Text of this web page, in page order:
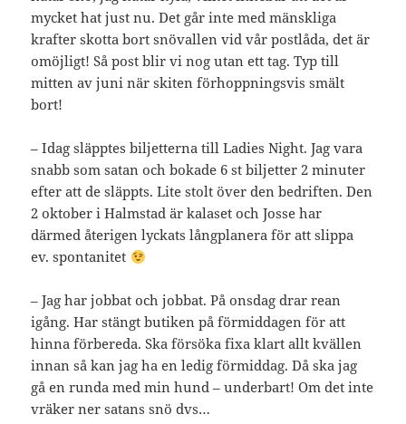
mycket hat just nu. Det går inte med mänskliga
krafter skotta bort snövallen vid vår postlåda, det är
omöjligt! Så post blir vi nog utan ett tag. Typ till
mitten av juni när skiten förhoppningsvis smält
bort!
– Idag släpptes biljetterna till Ladies Night. Jag vara
snabb som satan och bokade 6 st biljetter 2 minuter
efter att de släppts. Lite stolt över den bedriften. Den
2 oktober i Halmstad är kalaset och Josse har
därmed återigen lyckats långplanera för att slippa
ev. spontanitet
– Jag har jobbat och jobbat. På onsdag drar rean
igång. Har stängt butiken på förmiddagen för att
hinna förbereda. Ska försöka fixa klart allt kvällen
innan så kan jag ha en ledig förmiddag. Då ska jag
gå en runda med min hund – underbart! Om det inte
vräker ner satans snö dvs…